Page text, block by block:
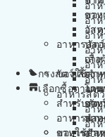
อาห
อา
อา
อา
อาห
อาห
อาหารสัต
อาห
อาห
อาห
อาห
อาหารสัต
อาห
อาห
อาห
อาห
อาหารนก
อาหารปล
ของ
วัส
ปล
เสื้
ของใช้สำ
โด
ขอ
หล
ของใช้สำ
กรงสัตว์เลี้ยง
เลือกซื้อตามห
สำหรับสัต
สำ
สำ